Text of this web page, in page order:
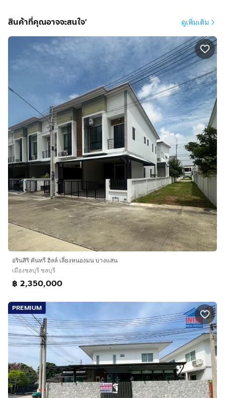
สินค้าที่คุณอาจจะสนใจ' ดูเพิ่มเติม
อรินสิริ คันทรี ฮิลล์ เลี่ยงหนองมน บางแสน
เมืองชลบุรี ชลบุรี
฿ 2,350,000
PREMIUM